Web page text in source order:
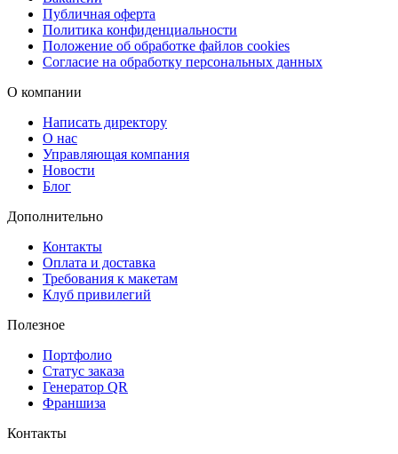
Публичная оферта
Политика конфиденциальности
Положение об обработке файлов cookies
Согласие на обработку персональных данных
О компании
Написать директору
О нас
Управляющая компания
Новости
Блог
Дополнительно
Контакты
Оплата и доставка
Требования к макетам
Клуб привилегий
Полезное
Портфолио
Статус заказа
Генератор QR
Франшиза
Контакты